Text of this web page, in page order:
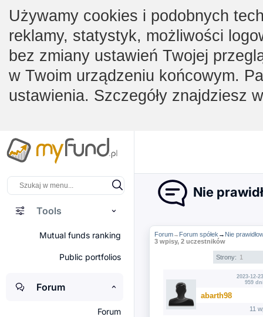
Używamy cookies i podobnych
reklamy, statystyk, możliwości
bez zmiany ustawień Twojej
w Twoim urządzeniu końcowym.
ustawienia. Szczegóły znajdziesz
Tools
Mutual funds ranking
Public portfolios
Forum
Forum
Nie
Forum→ Forum spółek → Nie
3 wpisy, 2 uczestników
Strony: 1
2023-12-
959
abarth98
11